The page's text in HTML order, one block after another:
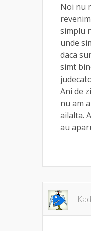
Noi nu
simplu
unde
daca
simt
Ani de
nu am
ailalta.
au